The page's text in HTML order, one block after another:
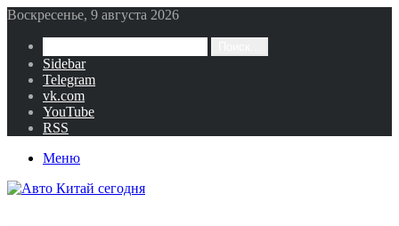
Воскресенье, 9 августа 2026
Sidebar
Telegram
vk.com
YouTube
RSS
Меню